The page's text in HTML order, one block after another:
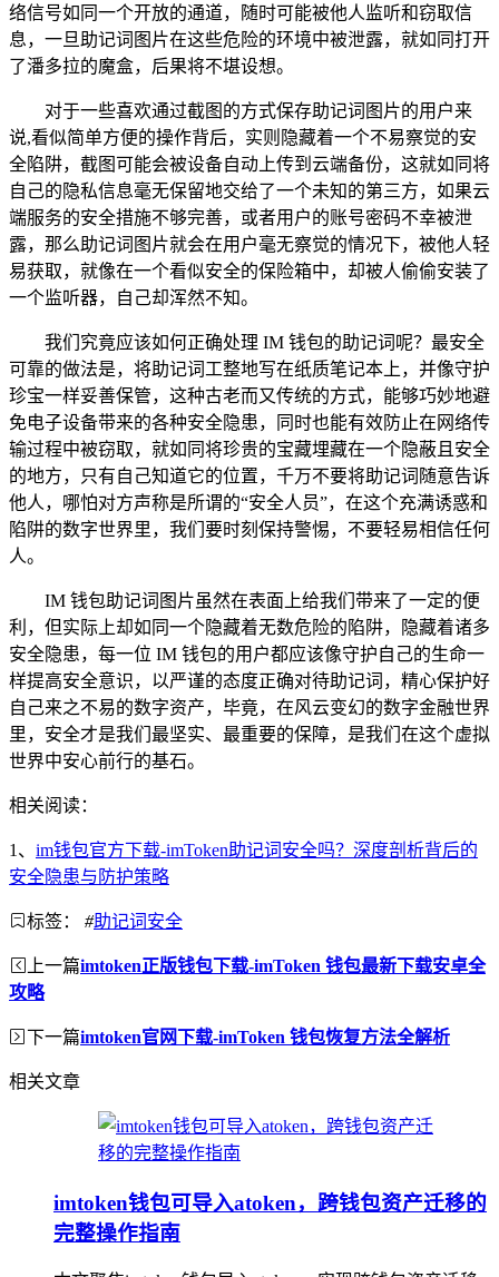
络信号如同一个开放的通道，随时可能被他人监听和窃取信
息，一旦助记词图片在这些危险的环境中被泄露，就如同打开
了潘多拉的魔盒，后果将不堪设想。
对于一些喜欢通过截图的方式保存助记词图片的用户来
说,看似简单方便的操作背后，实则隐藏着一个不易察觉的安
全陷阱，截图可能会被设备自动上传到云端备份，这就如同将
自己的隐私信息毫无保留地交给了一个未知的第三方，如果云
端服务的安全措施不够完善，或者用户的账号密码不幸被泄
露，那么助记词图片就会在用户毫无察觉的情况下，被他人轻
易获取，就像在一个看似安全的保险箱中，却被人偷偷安装了
一个监听器，自己却浑然不知。
我们究竟应该如何正确处理 IM 钱包的助记词呢？最安全
可靠的做法是，将助记词工整地写在纸质笔记本上，并像守护
珍宝一样妥善保管，这种古老而又传统的方式，能够巧妙地避
免电子设备带来的各种安全隐患，同时也能有效防止在网络传
输过程中被窃取，就如同将珍贵的宝藏埋藏在一个隐蔽且安全
的地方，只有自己知道它的位置，千万不要将助记词随意告诉
他人，哪怕对方声称是所谓的“安全人员”，在这个充满诱惑和
陷阱的数字世界里，我们要时刻保持警惕，不要轻易相信任何
人。
IM 钱包助记词图片虽然在表面上给我们带来了一定的便
利，但实际上却如同一个隐藏着无数危险的陷阱，隐藏着诸多
安全隐患，每一位 IM 钱包的用户都应该像守护自己的生命一
样提高安全意识，以严谨的态度正确对待助记词，精心保护好
自己来之不易的数字资产，毕竟，在风云变幻的数字金融世界
里，安全才是我们最坚实、最重要的保障，是我们在这个虚拟
世界中安心前行的基石。
相关阅读：
1、 im钱包官方下载-imToken助记词安全吗？深度剖析背后的
安全隐患与防护策略
标签： #助记词安全
上一篇imtoken正版钱包下载-imToken 钱包最新下载安卓全
攻略
下一篇imtoken官网下载-imToken 钱包恢复方法全解析
相关文章
imtoken钱包可导入atoken，跨钱包资产迁移的
完整操作指南